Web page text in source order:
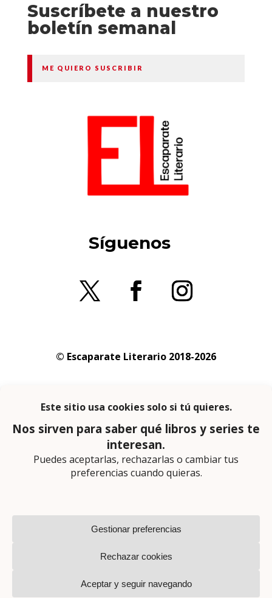
Suscríbete a nuestro
boletín semanal
ME QUIERO SUSCRIBIR
Síguenos
© Escaparate Literario 2018-2026
privacidad
En calidad de afiliado de Amazon obtengo
ingresos por las compras adscritas que